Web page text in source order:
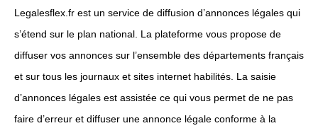
Legalesflex.fr est un service de diffusion d’annonces légales qui
s’étend sur le plan national. La plateforme vous propose de
diffuser vos annonces sur l’ensemble des départements français
et sur tous les journaux et sites internet habilités. La saisie
d’annonces légales est assistée ce qui vous permet de ne pas
faire d’erreur et diffuser une annonce légale conforme à la